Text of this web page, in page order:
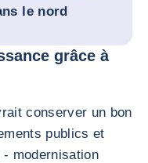
le nord
grâce à
conserver un bon
publics et
modernisation